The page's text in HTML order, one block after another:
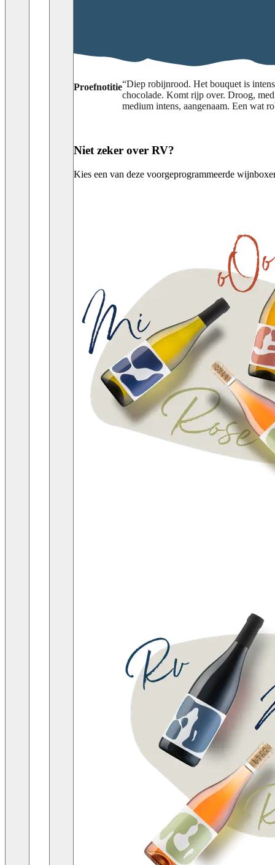
Proefnotitie“Diep robijnrood. Het bouquet is
chocolade. Komt rijp over. Droog,
medium intens, aangenaam. Een wat
Niet zeker over RV?
Kies een van deze voorgeprogrammeerde